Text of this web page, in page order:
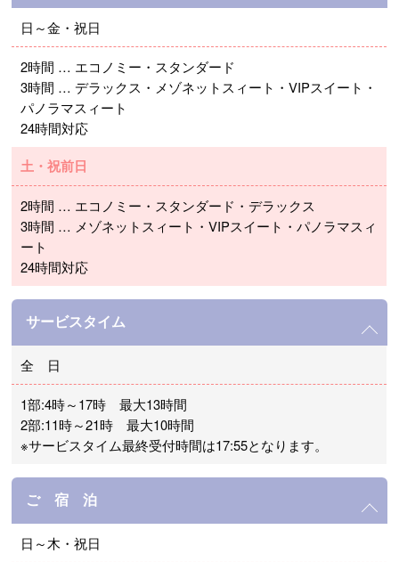
日～金・祝日
2時間 … エコノミー・スタンダード
3時間 … デラックス・メゾネットスィート・VIPスイート・
パノラマスィート
24時間対応
土・祝前日
2時間 … エコノミー・スタンダード・デラックス
3時間 … メゾネットスィート・VIPスイート・パノラマスィ
ート
24時間対応
サービスタイム
全 日
1部:4時～17時 最大13時間
2部:11時～21時 最大10時間
※サービスタイム最終受付時間は17:55となります。
ご 宿 泊
日～木・祝日